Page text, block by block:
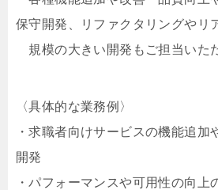
保守開発、リファクタリングやリ
規模の大きい開発もご担当いた
〈具体的な業務例〉
・求職者向けサービスの機能追加
開発
・パフォーマンスや可用性の向上